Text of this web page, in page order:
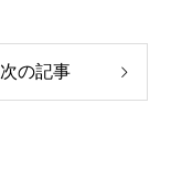
次の記事